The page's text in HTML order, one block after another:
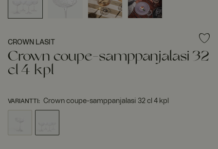
CROWN LASIT
Crown coupe-samppanjalasi 32
cl 4 kpl
VARIANTTI : Crown coupe-samppanjalasi 32 cl 4 kpl